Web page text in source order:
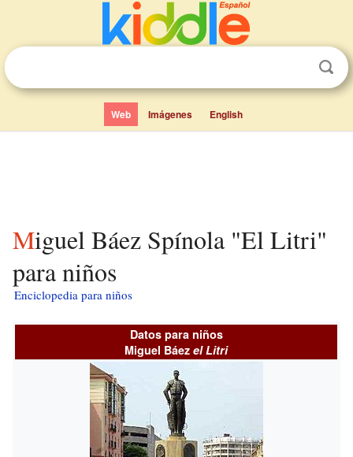
Web Imágenes English
Miguel Báez Spínola "El Litri"
para niños
Enciclopedia para niños
Datos para niños
Miguel Báezel Litri